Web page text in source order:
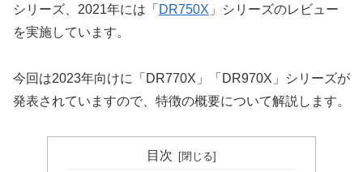
シリーズ、2021年には「 DR750X 」シリーズのレビュー
を実施しています。
今回は2023年向けに「DR770X」「DR970X」シリーズが
発表されていますので、特徴の概要について解説します。
目次